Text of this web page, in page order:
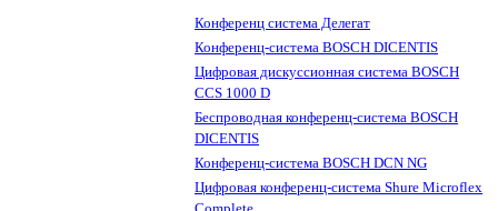
Конференц система Делегат
Конференц-система BOSCH DICENTIS
Цифровая дискуссионная система BOSCH
CCS 1000 D
Беспроводная конференц-система BOSCH
DICENTIS
Конференц-система BOSCH DCN NG
Цифровая конференц-система Shure Microflex